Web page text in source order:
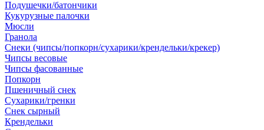
Подушечки/батончики
Кукурузные палочки
Мюсли
Гранола
Снеки (чипсы/попкорн/сухарики/крендельки/крекер)
Чипсы весовые
Чипсы фасованные
Попкорн
Пшеничный снек
Сухарики/гренки
Снек сырный
Крендельки